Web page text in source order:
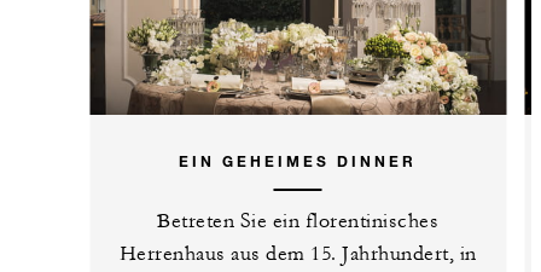
EIN GEHEIMES DINNER
Betreten Sie ein florentinisches
Herrenhaus aus dem 15. Jahrhundert, in